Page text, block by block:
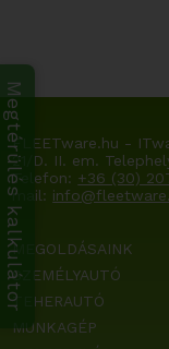
Megtérülés kalkulátorFLEETware.hu -
21/D. II. em.
Telefon: +36 (30)
mail:
MEGOLDÁSAINK
SZEMÉLYAUTÓ
TEHERAUTÓ
MUNKAGÉP